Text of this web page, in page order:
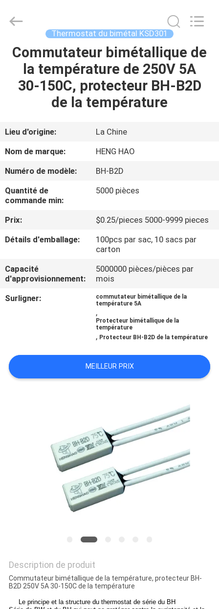
APERÇU
PRODUITS
SHOW
PROPOS
DE
NOUS
VISITE
CONTRÔLE
CONTACT
PRIVACY
POLICY
Hao
Electric
Rights
Reserved.
Thermostat du bimétal KSD301
Commutateur bimétallique de
la température de 250V 5A
30-150C, protecteur BH-B2D
de la température
Lieu d'origine:
La Chine
Nom de marque:
HENG HAO
Numéro de modèle:
BH-B2D
Quantité de
commande min:
5000 pièces
Prix:
$0.25/pieces 5000-9999 pieces
Détails d'emballage:
100pcs par sac, 10 sacs par
carton
Capacité
d'approvisionnement:
5000000 pièces/pièces par
mois
Surligner:
commutateur bimétallique de la
température 5A
,
Protecteur bimétallique de la
température
, Protecteur BH-B2D de la température
MEILLEUR PRIX
Description de produit
Commutateur bimétallique de la température, protecteur BH-
B2D 250V 5A 30-150C de la température
Le principe et lastructure du thermostatde sériedu BH